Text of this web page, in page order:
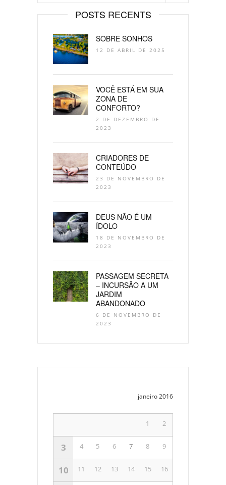
POSTS RECENTS
SOBRE SONHOS
12 DE ABRIL DE 2025
VOCÊ ESTÁ EM SUA
ZONA DE
CONFORTO?
2 DE DEZEMBRO DE
2023
CRIADORES DE
CONTEÚDO
23 DE NOVEMBRO DE
2023
DEUS NÃO É UM
ÍDOLO
18 DE NOVEMBRO DE
2023
PASSAGEM SECRETA
– INCURSÃO A UM
JARDIM
ABANDONADO
6 DE NOVEMBRO DE
2023
janeiro 2016
1 2
3 4 5 6 7 8 9
10 11 12 13 14 15 16